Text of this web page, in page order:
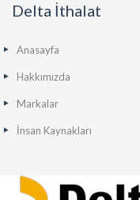
Delta İthalat
Anasayfa
Hakkımızda
Markalar
İnsan Kaynakları